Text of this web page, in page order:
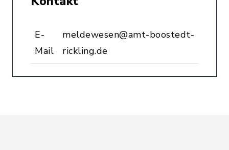
E-
Mail
meldewesen@amt-boostedt-
rickling.de